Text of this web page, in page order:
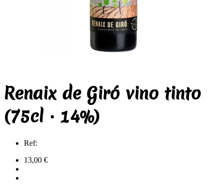
Renaix de Giró vino tinto
(75cl · 14%)
Ref:
13,00 €